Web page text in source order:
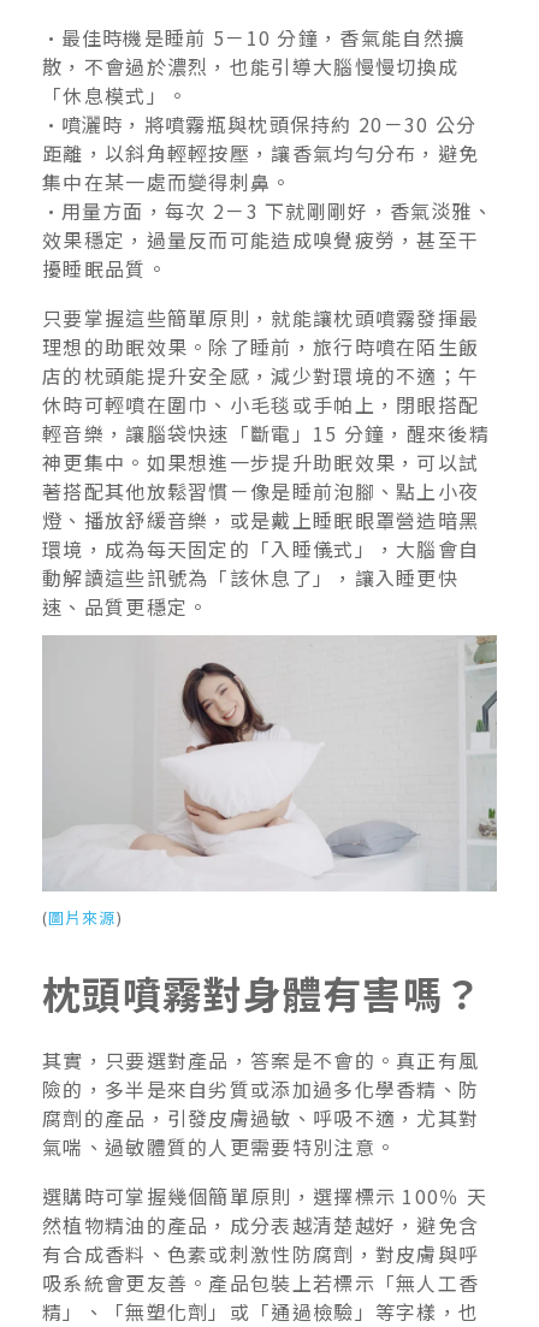
• 最佳時機是睡前 5－10 分鐘，香氣能自然擴
散，不會過於濃烈，也能引導大腦慢慢切換成
「休息模式」。
• 噴灑時，將噴霧瓶與枕頭保持約 20－30 公分
距離，以斜角輕輕按壓，讓香氣均勻分布，避免
集中在某一處而變得刺鼻。
• 用量方面，每次 2－3 下就剛剛好，香氣淡雅、
效果穩定，過量反而可能造成嗅覺疲勞，甚至干
擾睡眠品質。
只要掌握這些簡單原則，就能讓枕頭噴霧發揮最
理想的助眠效果。除了睡前，旅行時噴在陌生飯
店的枕頭能提升安全感，減少對環境的不適；午
休時可輕噴在圍巾、小毛毯或手帕上，閉眼搭配
輕音樂，讓腦袋快速「斷電」15 分鐘，醒來後精
神更集中。如果想進一步提升助眠效果，可以試
著搭配其他放鬆習慣－像是睡前泡腳、點上小夜
燈、播放舒緩音樂，或是戴上睡眠眼罩營造暗黑
環境，成為每天固定的「入睡儀式」，大腦會自
動解讀這些訊號為「該休息了」，讓入睡更快
速、品質更穩定。
(圖片來源)
枕頭噴霧對身體有害嗎？
其實，只要選對產品，答案是不會的。真正有風
險的，多半是來自劣質或添加過多化學香精、防
腐劑的產品，引發皮膚過敏、呼吸不適，尤其對
氣喘、過敏體質的人更需要特別注意。
選購時可掌握幾個簡單原則，選擇標示 100％ 天
然植物精油的產品，成分表越清楚越好，避免含
有合成香料、色素或刺激性防腐劑，對皮膚與呼
吸系統會更友善。產品包裝上若標示「無人工香
精」、「無塑化劑」或「通過檢驗」等字樣，也